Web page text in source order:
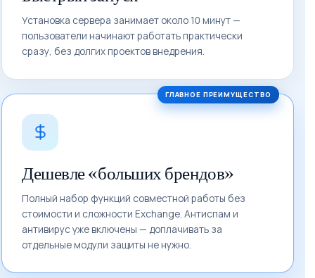
Установка сервера занимает около 10 минут —
пользователи начинают работать практически
сразу, без долгих проектов внедрения.
Дешевле «больших брендов»
Полный набор функций совместной работы без
стоимости и сложности Exchange. Антиспам и
антивирус уже включены — доплачивать за
отдельные модули защиты не нужно.